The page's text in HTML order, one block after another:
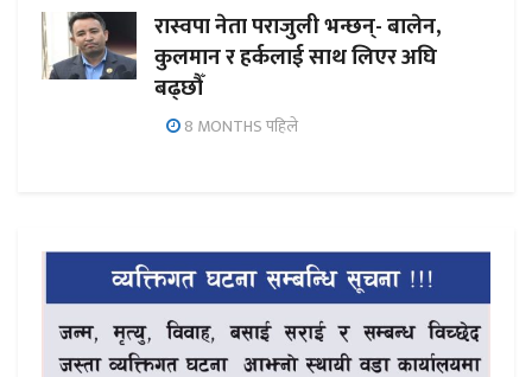
रास्वपा नेता पराजुली भन्छन्- बालेन,
कुलमान र हर्कलाई साथ लिएर अघि
बढ्छौँ
8 MONTHS पहिले